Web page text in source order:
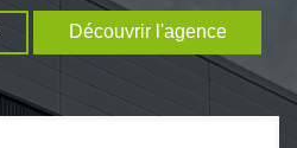
Découvrir l'agence